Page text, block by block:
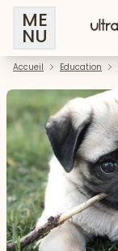
ME
NU
Accueil Education